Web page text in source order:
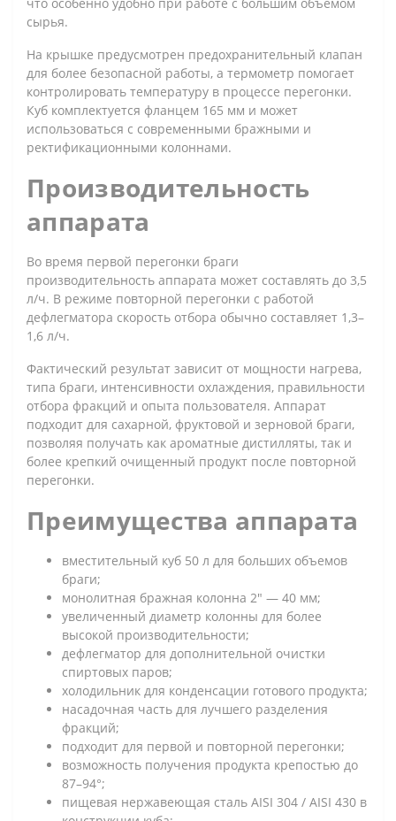
сырья.
На крышке предусмотрен предохранительный клапан
для более безопасной работы, а термометр помогает
контролировать температуру в процессе перегонки.
Куб комплектуется фланцем 165 мм и может
использоваться с современными бражными и
ректификационными колоннами.
Производительность
аппарата
Во время первой перегонки браги
производительность аппарата может составлять до 3,5
л/ч. В режиме повторной перегонки с работой
дефлегматора скорость отбора обычно составляет 1,3–
1,6 л/ч.
Фактический результат зависит от мощности нагрева,
типа браги, интенсивности охлаждения, правильности
отбора фракций и опыта пользователя. Аппарат
подходит для сахарной, фруктовой и зерновой браги,
позволяя получать как ароматные дистилляты, так и
более крепкий очищенный продукт после повторной
перегонки.
Преимущества аппарата
вместительный куб 50 л для больших объемов
браги;
монолитная бражная колонна 2" — 40 мм;
увеличенный диаметр колонны для более
высокой производительности;
дефлегматор для дополнительной очистки
спиртовых паров;
холодильник для конденсации готового продукта;
насадочная часть для лучшего разделения
фракций;
подходит для первой и повторной перегонки;
возможность получения продукта крепостью до
87–94°;
пищевая нержавеющая сталь AISI 304 / AISI 430 в